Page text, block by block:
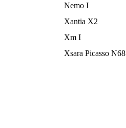
Nemo I
Xantia X2
Xm I
Xsara Picasso N68